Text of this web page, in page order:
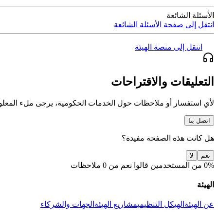
الأسئلة الشائعة
انتقل إلى صفحة الأسئلة الشائعة
انتقل إلى منصة الهيئة
التعليقات والاقتراحات
لأي استفسار أو ملاحظات حول الخدمات الحكومية، يرجى ملء
اتصل بنا
هل كانت هذه الصفحة مفيدة؟
نعم لا
0% من المستخدمين قالوا نعم من 0 ملاحظات
الهيئة
عن الهيئة الهيكل التنظيميمشاريع الهيئة الجهات والشركاء